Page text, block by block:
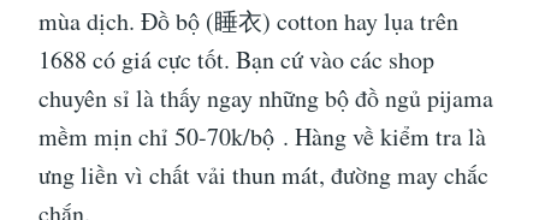
mùa dịch. Đồ bộ (睡衣) cotton hay lụa trên
1688 có giá cực tốt. Bạn cứ vào các shop
chuyên sỉ là thấy ngay những bộ đồ ngủ pijama
mềm mịn chỉ 50-70k/bộ . Hàng về kiểm tra là
ưng liền vì chất vải thun mát, đường may chắc
chắn.